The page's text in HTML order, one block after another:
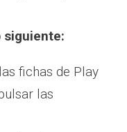
siguiente:
fichas de Play
las